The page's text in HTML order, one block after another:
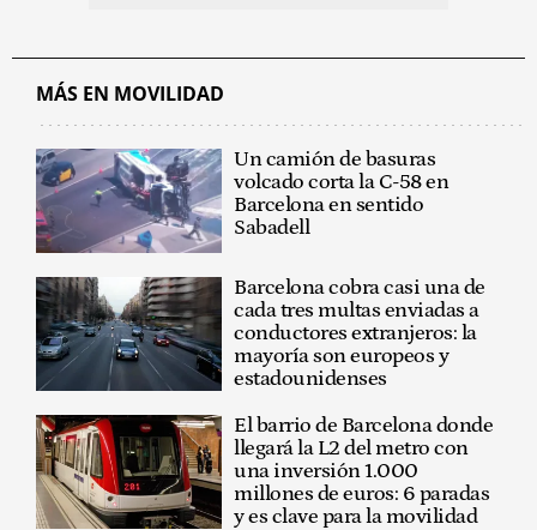
MÁS EN MOVILIDAD
Un camión de basuras
volcado corta la C-58 en
Barcelona en sentido
Sabadell
Barcelona cobra casi una de
cada tres multas enviadas a
conductores extranjeros: la
mayoría son europeos y
estadounidenses
El barrio de Barcelona donde
llegará la L2 del metro con
una inversión 1.000
millones de euros: 6 paradas
y es clave para la movilidad